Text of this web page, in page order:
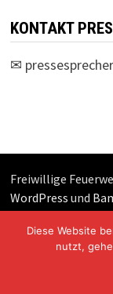
KONTAKT
✉
Freiwillige
WordPress und
Diese Website
nutzt,